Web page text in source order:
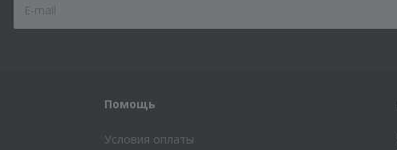
Помощь
Условия оплаты